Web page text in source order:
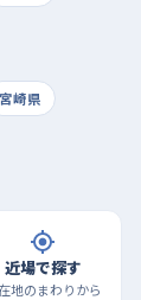
宮崎県
近場で探す
地のまわりから